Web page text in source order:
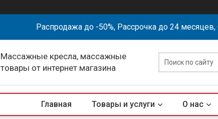
Распродажа до -50%, Рассрочка до 24
Массажные кресла, массажные
товары от интернет магазина
Главная Товары и услуги О нас